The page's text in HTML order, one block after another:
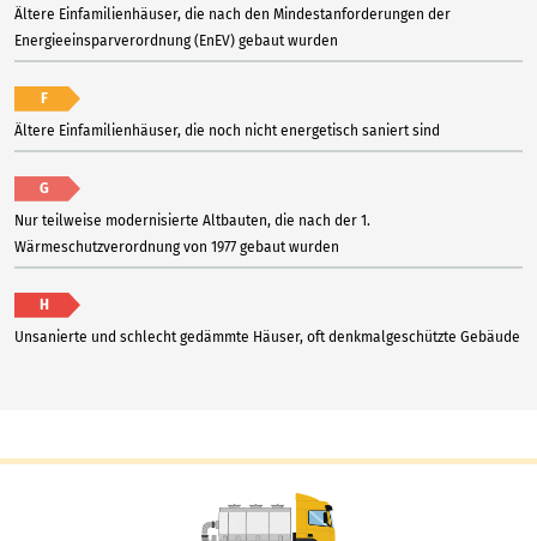
Ältere Einfamilienhäuser, die nach den Mindestanforderungen der
Energieeinsparverordnung (EnEV) gebaut wurden
F
Ältere Einfamilienhäuser, die noch nicht energetisch saniert sind
G
Nur teilweise modernisierte Altbauten, die nach der 1.
Wärmeschutzverordnung von 1977 gebaut wurden
H
Unsanierte und schlecht gedämmte Häuser, oft denkmalgeschützte Gebäude